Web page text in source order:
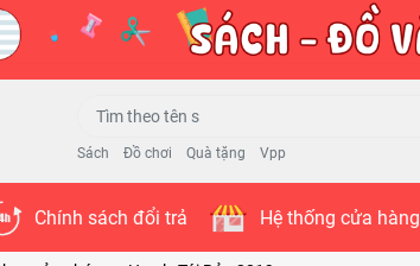
Sách Đồ chơi Quà tặng Vpp
Chính sách đổi trả Hệ thống cửa hàng